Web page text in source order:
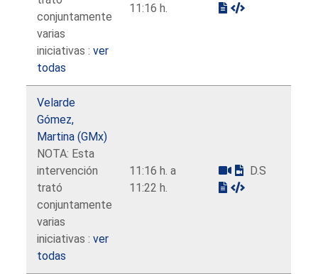
conjuntamente
varias
iniciativas :ver
todas
11:16 h.
Velarde
Gómez,
Martina (GMx)
NOTA: Esta
intervención
trató
conjuntamente
varias
iniciativas :ver
todas
11:16 h. a
11:22 h.
D.S